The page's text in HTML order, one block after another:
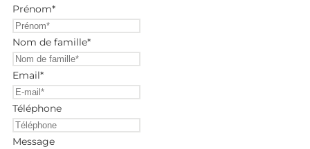
Prénom*
Nom de famille*
Email*
Téléphone
Message